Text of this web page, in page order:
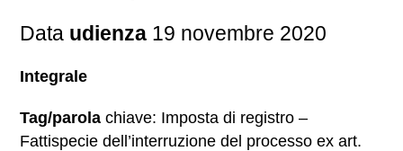
Data udienza 19 novembre 2020
Integrale
Tag/parola chiave: Imposta di registro –
Fattispecie dell’interruzione del processo ex art.